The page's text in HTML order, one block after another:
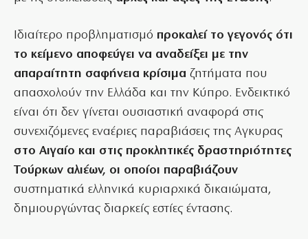
Ιδιαίτερο προβληματισμό προκαλεί το γεγονός ότι
το κείμενο αποφεύγει να αναδείξει με την
απαραίτητη σαφήνεια κρίσιμα ζητήματα που
απασχολούν την Ελλάδα και την Κύπρο. Ενδεικτικό
είναι ότι δεν γίνεται ουσιαστική αναφορά στις
συνεχιζόμενες εναέριες παραβιάσεις της Αγκυρας
στο Αιγαίο και στις προκλητικές δραστηριότητες
Τούρκων αλιέων, οι οποίοι παραβιάζουν
συστηματικά ελληνικά κυριαρχικά δικαιώματα,
δημιουργώντας διαρκείς εστίες έντασης.